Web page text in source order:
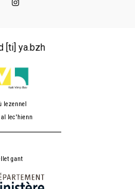
[ti] ya.bzh
lezennel
al lec'hienn
gant